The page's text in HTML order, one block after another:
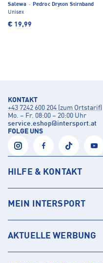
Salewa · Pedroc Dryton Stirnband
Unisex
€ 19,99
KONTAKT
+43 7242 600 204 (zum Ortstarif)
Mo. – Fr. 08:00 – 20:00 Uhr
service.eshop@intersport.at
FOLGE UNS
HILFE & KONTAKT
MEIN INTERSPORT
AKTUELLE WERBUNG